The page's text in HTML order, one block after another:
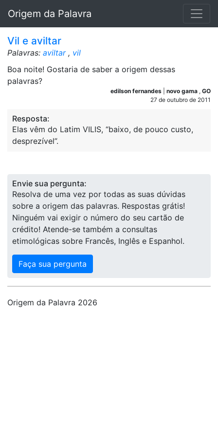
Origem da Palavra
Vil e aviltar
Palavras: aviltar, vil
Boa noite! Gostaria de saber a origem dessas
palavras?
edilson fernandes novo gama , GO
27 de outubro de 2011
Resposta:
Elas vêm do Latim VILIS, “baixo, de pouco custo,
desprezível”.
Envie sua pergunta:
Resolva de uma vez por todas as suas dúvidas
sobre a origem das palavras. Respostas grátis!
Ninguém vai exigir o número do seu cartão de
crédito! Atende-se também a consultas
etimológicas sobre Francês, Inglês e Espanhol.
Faça sua pergunta
Origem da Palavra 2026